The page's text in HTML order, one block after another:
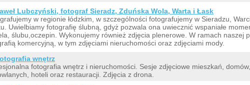
Lubczyński, fotograf Sieradz, Zduńska Wola, Warta i Łask
w regionie łódzkim, w szczególności fotografujemy w Sieradzu,
Uwielbiamy fotografię ślubną, gdyż pozwala ona uwiecznić wspaniałe
ślubu,oczepin. Wykonujemy również zdjęcia plenerowe. W ramach naszej
komercyjną, w tym zdjęciami nieruchomości oraz zdjęciami mody.
wnętrz
fotografia wnętrz i nieruchomości. Sesje zdjęciowe mieszkań,
hoteli oraz restauracji. Zdjęcia z drona.